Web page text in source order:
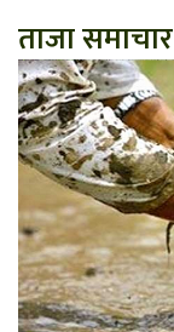
ताजा समाचार